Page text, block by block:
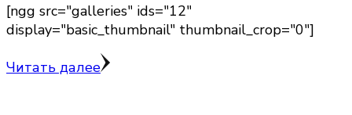
[ngg src="galleries" ids="12"
display="basic_thumbnail" thumbnail_crop="0"]
Читать далее